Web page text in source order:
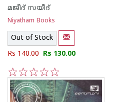
മജീദ് സയീദ്
Niyatham Books
Out of Stock
Rs 140.00 Rs 130.00
5
4
3
2
1